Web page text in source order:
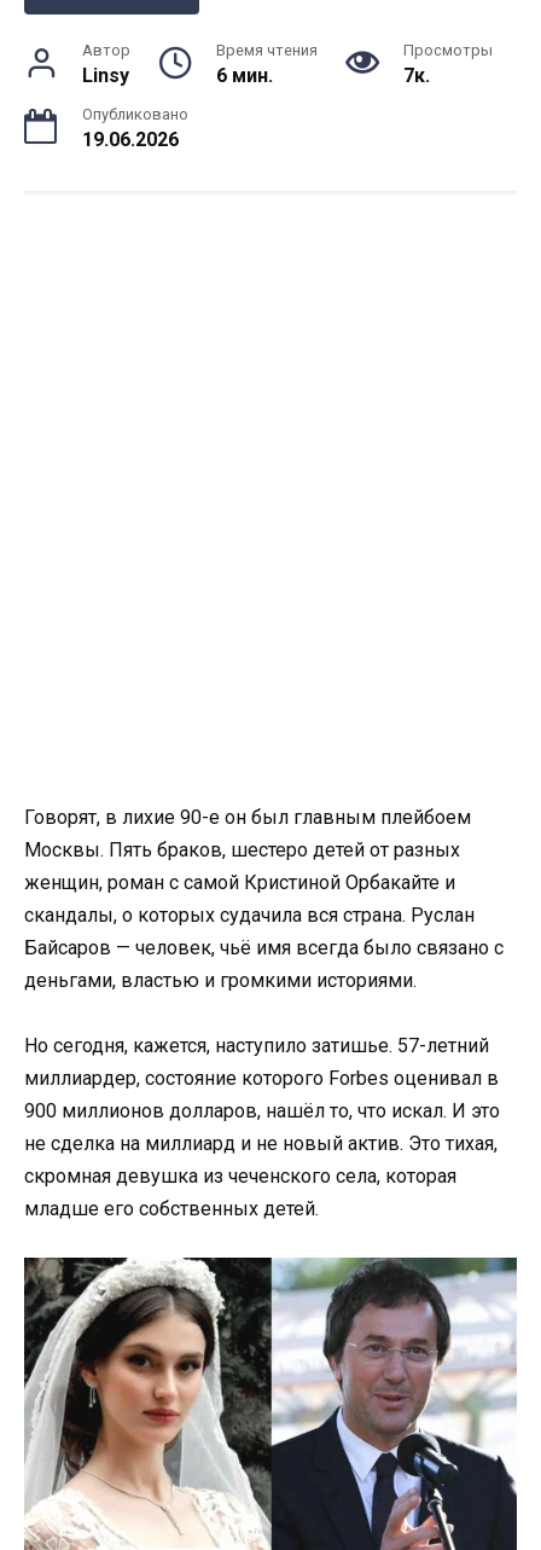
Автор
Linsy
Время чтения
6 мин.
Просмотры
7к.
Опубликовано
19.06.2026
Говорят, в лихие 90-е он был главным плейбоем
Москвы. Пять браков, шестеро детей от разных
женщин, роман с самой Кристиной Орбакайте и
скандалы, о которых судачила вся страна. Руслан
Байсаров — человек, чьё имя всегда было связано с
деньгами, властью и громкими историями.
Но сегодня, кажется, наступило затишье. 57-летний
миллиардер, состояние которого Forbes оценивал в
900 миллионов долларов, нашёл то, что искал. И это
не сделка на миллиард и не новый актив. Это тихая,
скромная девушка из чеченского села, которая
младше его собственных детей.